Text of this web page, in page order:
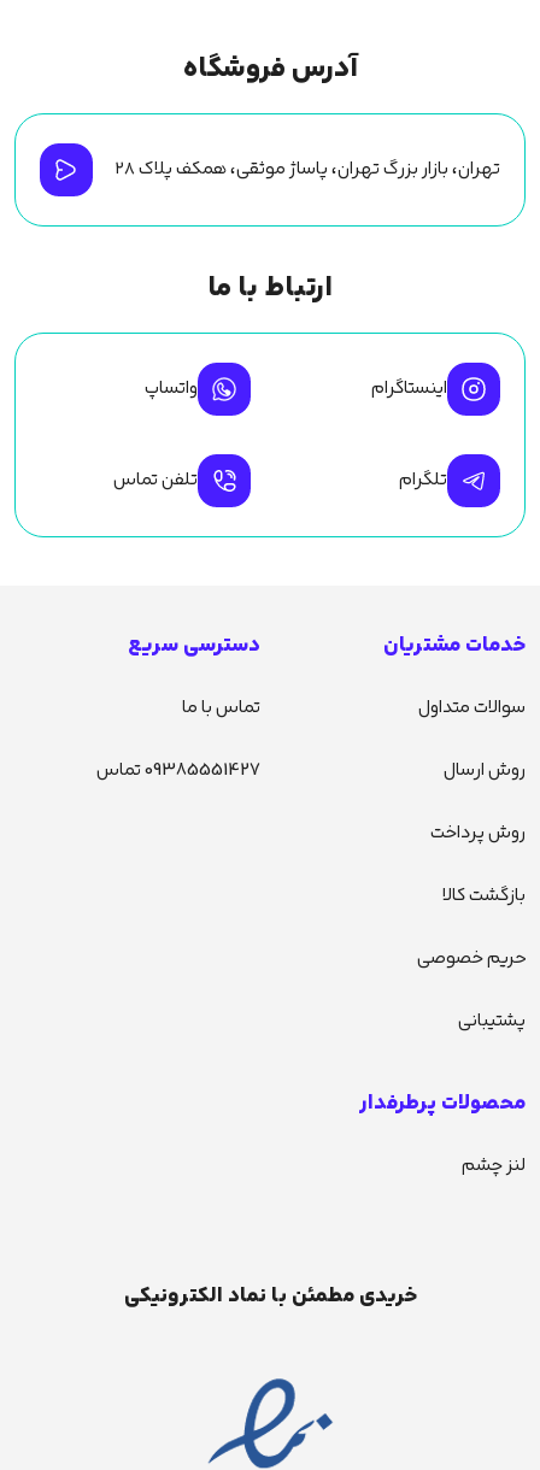
آدرس فروشگاه
تهران، بازار بزرگ تهران، پاساژ موثقی، همکف پلاک ۲۸
ارتباط با ما
اینستاگرام واتساپ
تلگرام تلفن تماس
خدمات مشتریان
سوالات متداول
روش ارسال
روش پرداخت
بازگشت کالا
حریم خصوصی
پشتیبانی
دسترسی سریع
تماس با ما
09385551427 تماس
محصولات پرطرفدار
لنز چشم
خریدی مطمئن با نماد الکترونیکی